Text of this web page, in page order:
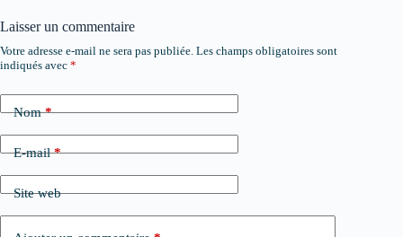
Laisser un commentaire
Votre adresse e-mail ne sera pas publiée. Les champs obligatoires sont
indiqués avec *
Nom*
E-mail*
Site web